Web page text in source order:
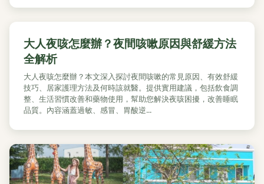
大人夜咳怎麼辦？夜間咳嗽原因與舒緩方法
全解析
大人夜咳怎麼辦？本文深入探討夜間咳嗽的常見原因、有效舒緩
技巧、居家護理方法及何時該就醫。提供實用建議，包括飲食調
整、生活習慣改善和藥物使用，幫助您解決夜咳困擾，改善睡眠
品質。內容涵蓋過敏、感冒、胃酸逆...